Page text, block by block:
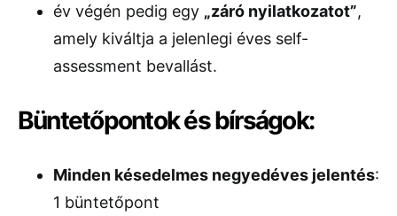
év végén pedig egy „záró nyilatkozatot”,
amely kiváltja a jelenlegi éves self-
assessment bevallást.
Büntetőpontok és bírságok:
Minden késedelmes negyedéves jelentés:
1 büntetőpont